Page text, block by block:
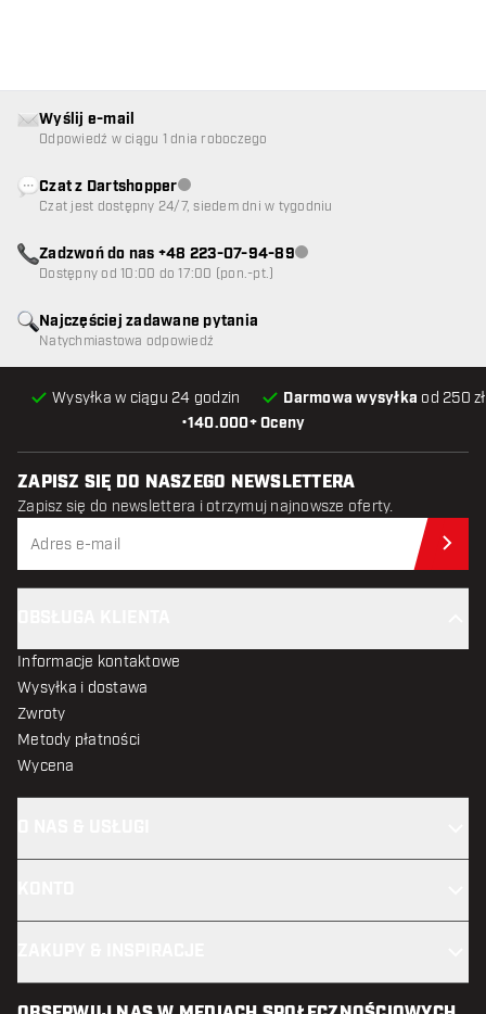
•140.000+ Oceny
Wysyłka w ciągu 24 godzin Darmowa wysyłka od 250
Najczęściej zadawane pytania
Natychmiastowa odpowiedź
Wyślij e-mail
Odpowiedź w ciągu 1 dnia roboczego
Czat z DartshopperObsługa klienta niedostępna
Czat jest dostępny 24/7, siedem dni w tygodniu
Zadzwoń do nas +48 223-07-94-89Obsługa klienta niedostępna
Dostępny od 10:00 do 17:00 (pon.-pt.)
ZAPISZ SIĘ DO NASZEGO NEWSLETTERA
Zapisz się do newslettera i otrzymuj najnowsze oferty.
Informacje kontaktowe
Wysyłka i dostawa
Zwroty
Metody płatności
Wycena